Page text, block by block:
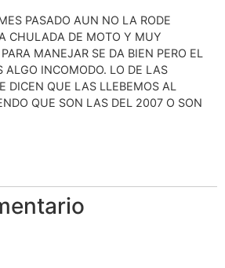
PASADO AUN NO LA RODE
CHULADA DE MOTO Y MUY
MANEJAR SE DA BIEN PERO EL
ALGO INCOMODO. LO DE LAS
DICEN QUE LAS LLEBEMOS AL
QUE SON LAS DEL 2007 O SON